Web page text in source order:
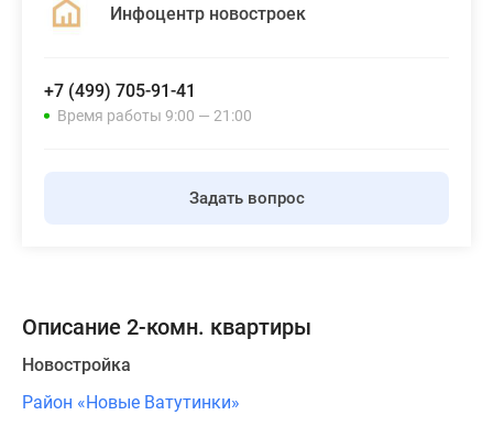
Инфоцентр новостроек
+7 (499) 705-91-41
Время работы 9:00 — 21:00
Задать вопрос
Описание 2-комн. квартиры
Новостройка
Район «Новые Ватутинки»